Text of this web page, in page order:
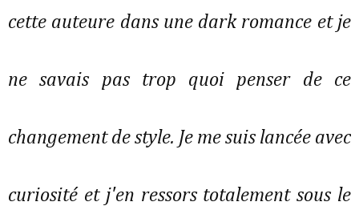
cette auteure dans une dark romance et je
ne savais pas trop quoi penser de ce
changement de style. Je me suis lancée avec
curiosité et j'en ressors totalement sous le